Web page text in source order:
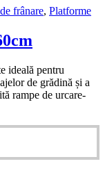
frânare, Platforme
ideală pentru
de grădină și a
rampe de urcare-